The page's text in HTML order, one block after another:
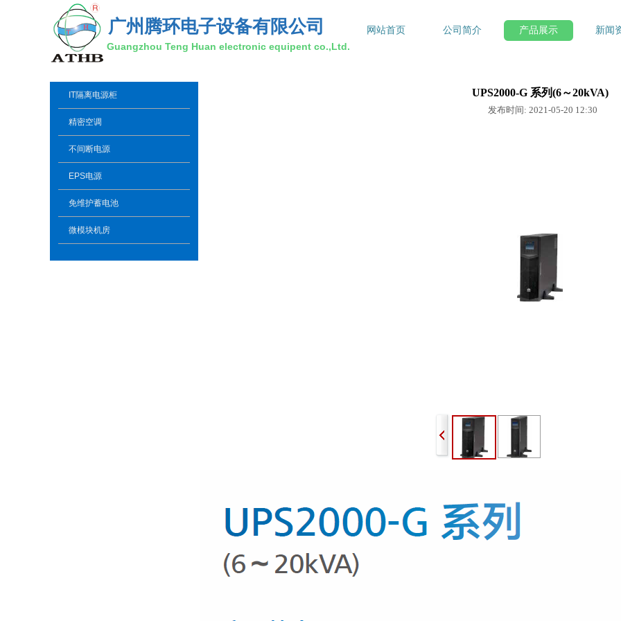
广州腾环电子设备有限公司 网站首页 公司简介 产品展示 新闻
Guangzhou Teng Huan electronic equipent co.,Ltd.
UPS2000-G 系列(6～20kVA)
发布时间: 2021-05-20 12:30
IT隔离电源柜
精密空调
不间断电源
EPS电源
免维护蓄电池
微模块机房